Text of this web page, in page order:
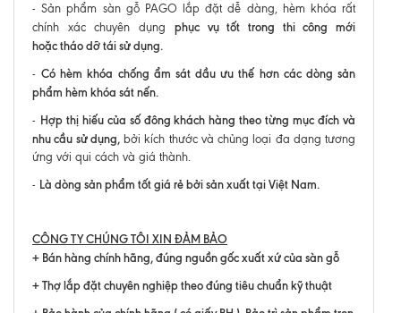
- Sản phẩm sàn gỗ PAGO lắp đặt dễ dàng, hèm khóa rất
chính xác chuyên dụng phục vụ tốt trong thi công mới
hoặc tháo dỡ tái sử dụng.
-Có hèm khóa chống ẩm sát dầu ưu thế hơn các dòng sản
phẩm hèm khóa sát nến.
- Hợp thị hiếu của số đông khách hàng theo từng mục đích và
nhu cầu sử dụng,bởi kích thước và chủng loại đa dạng tương
ứng với qui cách và giá thành.
- Là dòng sản phẩm tốt giá rẻ bởi sản xuất tại Việt Nam.
CÔNG TY CHÚNG TÔI XIN ĐẢM BẢO
+ Bán hàng chính hãng, đúng nguồn gốc xuất xứ của sàn gỗ
+ Thợ lắp đặt chuyên nghiệp theo đúng tiêu chuẩn kỹ thuật